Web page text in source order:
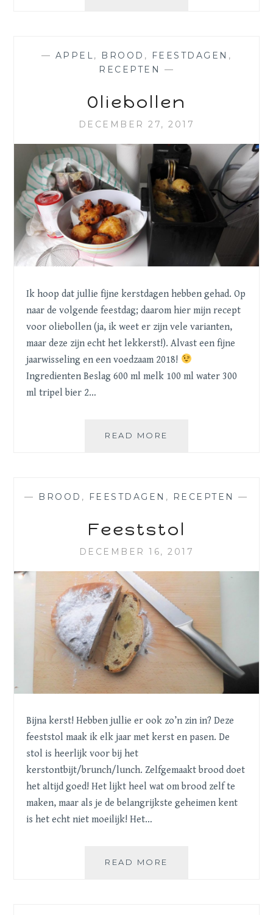
— APPEL, BROOD , FEESTDAGEN ,
RECEPTEN
—
Oliebollen
DECEMBER 27, 2017
Ik hoop dat jullie fijne kerstdagen hebben gehad. Op
naar de volgende feestdag; daarom hier mijn recept
voor oliebollen (ja, ik weet er zijn vele varianten,
maar deze zijn echt het lekkerst!). Alvast een fijne
jaarwisseling en een voedzaam 2018!
Ingredienten Beslag 600 ml melk 100 ml water 300
ml tripel bier 2…
READ MORE
— BROOD , FEESTDAGEN , RECEPTEN —
Feeststol
DECEMBER 16, 2017
Bijna kerst! Hebben jullie er ook zo’n zin in? Deze
feeststol maak ik elk jaar met kerst en pasen. De
stol is heerlijk voor bij het
kerstontbijt/brunch/lunch. Zelfgemaakt brood doet
het altijd goed! Het lijkt heel wat om brood zelf te
maken, maar als je de belangrijkste geheimen kent
is het echt niet moeilijk! Het…
READ MORE